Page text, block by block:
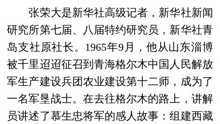
张荣大是新华社高级记者，新华社新闻
研究所第七届、八届特约研究员，新华社青
岛支社原社长。1965年9月，他从山东淄博
被千里迢迢征召到青海格尔木中国人民解放
军生产建设兵团农业建设第十二师，成为了
一名军垦战士。在去往格尔木的路上， 讲解
员讲述了慕生忠将军的感人故事 ：组建西藏